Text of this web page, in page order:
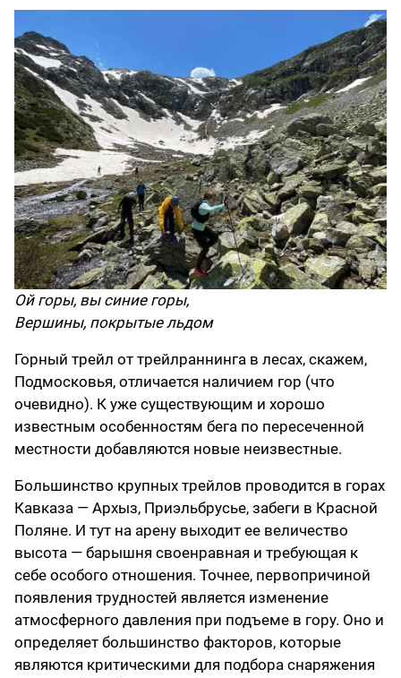
Ой горы, вы синие горы,
Вершины, покрытые льдом
Горный трейл от трейлраннинга в лесах, скажем,
Подмосковья, отличается наличием гор (что
очевидно). К уже существующим и хорошо
известным особенностям бега по пересеченной
местности добавляются новые неизвестные.
Большинство крупных трейлов проводится в горах
Кавказа — Архыз, Приэльбрусье, забеги в Красной
Поляне. И тут на арену выходит ее величество
высота — барышня своенравная и требующая к
себе особого отношения. Точнее, первопричиной
появления трудностей является изменение
атмосферного давления при подъеме в гору. Оно и
определяет большинство факторов, которые
являются критическими для подбора снаряжения